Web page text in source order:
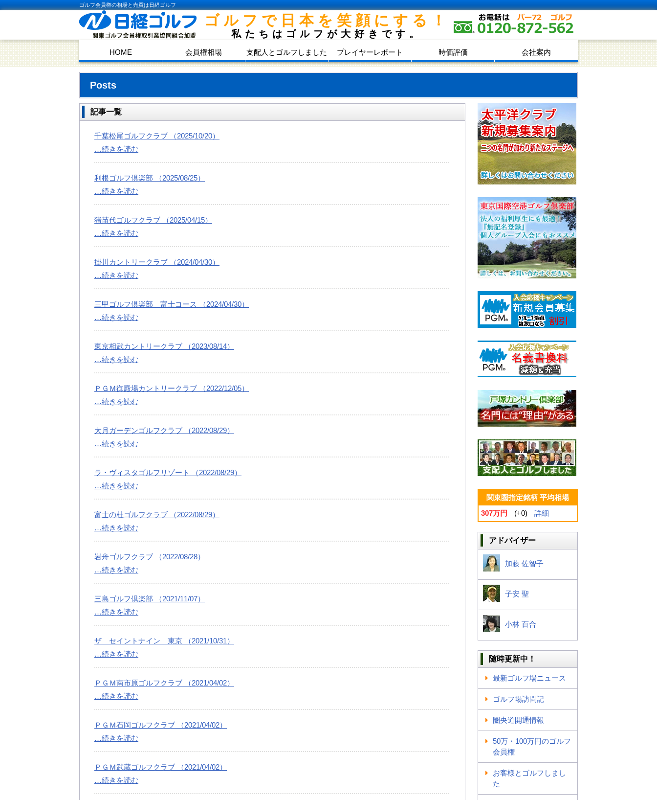
ゴルフ会員権の相場と売買は日経ゴルフ
ゴルフで日本を笑顔にする！
私たちはゴルフが大好きです。
HOME 会員権相場 支配人とゴルフしました プレイヤーレポート 時価評価 会社案内
Posts
記事一覧
千葉松尾ゴルフクラブ （2025/10/20）
…続きを読む
利根ゴルフ倶楽部 （2025/08/25）
…続きを読む
猪苗代ゴルフクラブ （2025/04/15）
…続きを読む
掛川カントリークラブ （2024/04/30）
…続きを読む
三甲ゴルフ倶楽部 富士コース （2024/04/30）
…続きを読む
東京相武カントリークラブ （2023/08/14）
…続きを読む
ＰＧＭ御殿場カントリークラブ （2022/12/05）
…続きを読む
大月ガーデンゴルフクラブ （2022/08/29）
…続きを読む
ラ・ヴィスタゴルフリゾート （2022/08/29）
…続きを読む
富士の杜ゴルフクラブ （2022/08/29）
…続きを読む
岩舟ゴルフクラブ （2022/08/28）
…続きを読む
三島ゴルフ倶楽部 （2021/11/07）
…続きを読む
ザ セイントナイン 東京 （2021/10/31）
…続きを読む
ＰＧＭ南市原ゴルフクラブ （2021/04/02）
…続きを読む
ＰＧＭ石岡ゴルフクラブ （2021/04/02）
…続きを読む
ＰＧＭ武蔵ゴルフクラブ （2021/04/02）
…続きを読む
関東圏指定銘柄 平均相場
307万円
(+0) 詳細
アドバイザー
加藤 佐智子
子安 聖
小林 百合
随時更新中！
最新ゴルフ場ニュース
ゴルフ場訪問記
圏央道開通情報
50万・100万円のゴルフ
会員権
お客様とゴルフしまし
た